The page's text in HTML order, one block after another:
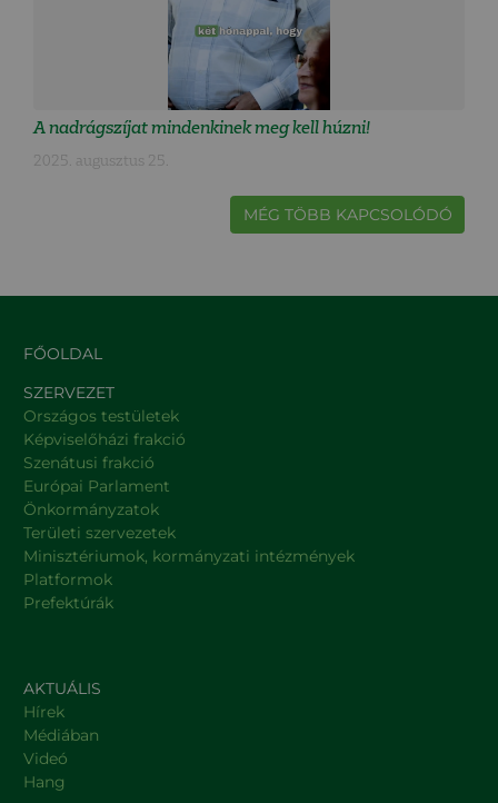
A nadrágszíjat mindenkinek meg kell húzni!
2025. augusztus 25.
MÉG TÖBB KAPCSOLÓDÓ
FŐOLDAL
SZERVEZET
Országos testületek
Képviselőházi frakció
Szenátusi frakció
Európai Parlament
Önkormányzatok
Területi szervezetek
Minisztériumok, kormányzati intézmények
Platformok
Prefektúrák
AKTUÁLIS
Hírek
Médiában
Videó
Hang